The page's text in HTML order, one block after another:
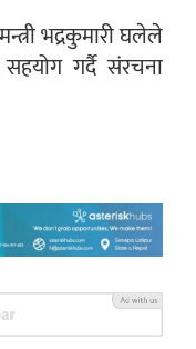
भद्रकुमारी घलेले
गर्दै संरचना